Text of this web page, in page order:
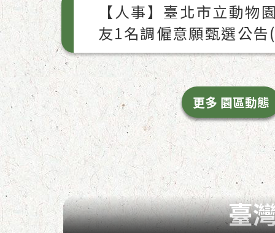
【人事】臺北市立動物
友1名調僱意願甄選公
更多 園區動態
臺